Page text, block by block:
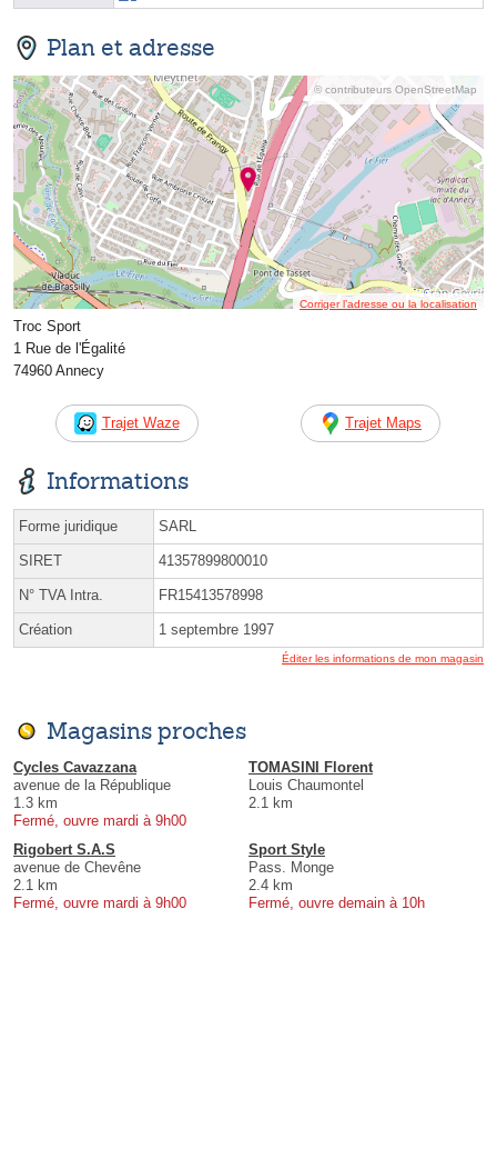
Plan et adresse
© contributeurs OpenStreetMap
Corriger l’adresse ou la localisation
Troc Sport
1 Rue de l'Égalité
74960 Annecy
Trajet Waze Trajet Maps
Informations
Forme juridique SARL
SIRET 41357899800010
N° TVA Intra. FR15413578998
Création 1 septembre 1997
Éditer les informations de mon magasin
Magasins proches
Cycles Cavazzana
avenue de la République
1.3 km
Fermé, ouvre mardi à 9h00
TOMASINI Florent
Louis Chaumontel
2.1 km
Rigobert S.A.S
avenue de Chevêne
2.1 km
Fermé, ouvre mardi à 9h00
Sport Style
Pass. Monge
2.4 km
Fermé, ouvre demain à 10h